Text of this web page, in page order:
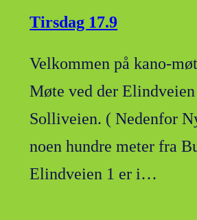
Tirsdag 17.9
Velkommen på kano-
Møte ved der
Solliveien. ( Nedenfor
noen hundre meter fra
Elindveien 1 er i…